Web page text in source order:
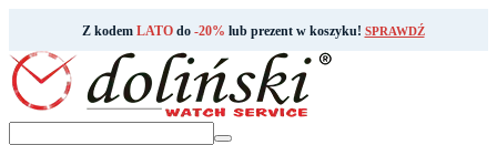
Z kodem LATOdo -20% lub prezent w koszyku! SPRAWDŹ